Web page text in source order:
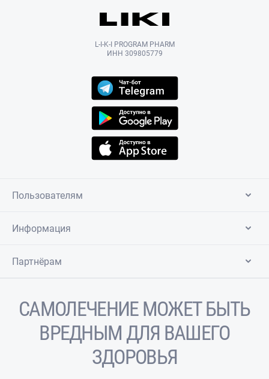
L-I-K-I PROGRAM PHARM
ИНН 309805779
Пользователям
Информация
Партнёрам
САМОЛЕЧЕНИЕ МОЖЕТ БЫТЬ
ВРЕДНЫМ ДЛЯ ВАШЕГО
ЗДОРОВЬЯ